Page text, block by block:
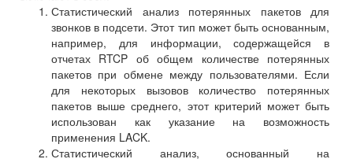
Статистический анализ потерянных пакетов для
звонков в подсети. Этот тип может быть основанным,
например, для информации, содержащейся в
отчетах RTCP об общем количестве потерянных
пакетов при обмене между пользователями. Если
для некоторых вызовов количество потерянных
пакетов выше среднего, этот критерий может быть
использован как указание на возможность
применения LACK.
Статистический анализ, основанный на